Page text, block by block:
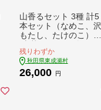
山香るセット 3種 計5
本セット（なめこ、沢
もたし、たけのこ）
めこ ナメコ 竹の子 タ
ケノコ さわもだし サ
ワモダシ ナラタケ 瓶
残りわずか
秋田県東成瀬村
26,000 円